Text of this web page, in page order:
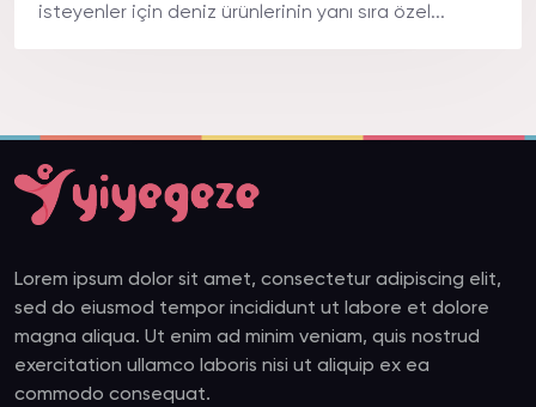
isteyenler için deniz ürünlerinin yanı sıra özel...
Lorem ipsum dolor sit amet, consectetur adipiscing elit,
sed do eiusmod tempor incididunt ut labore et dolore
magna aliqua. Ut enim ad minim veniam, quis nostrud
exercitation ullamco laboris nisi ut aliquip ex ea
commodo consequat.